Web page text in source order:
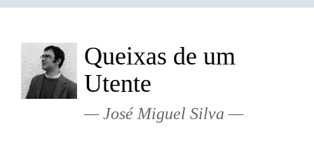
Queixas de um
Utente
José Miguel Silva